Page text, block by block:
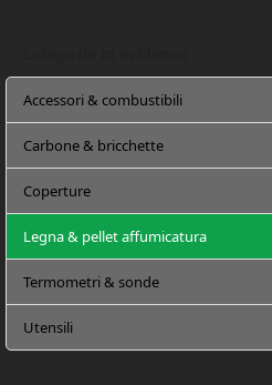
Accessori & combustibili
Carbone & bricchette
Coperture
Legna & pellet affumicatura
Termometri & sonde
Utensili